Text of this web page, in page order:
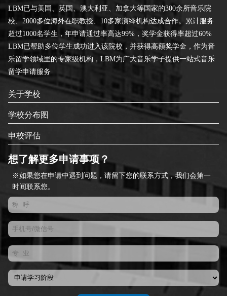
LBM已与美国、英国、澳大利亚、加拿大等国家的300余所音乐院
校、2000多位海外在职教授、10多家演绎机构达成合作。累计服务
超过1000名学生，年申请通过率高达99%，奖学金获得率超过60%
LBM已帮助多位学生成功进入该院校，并获得高额奖学金，作为音
乐留学领域里的专家级机构，LBM为广大音乐学子提供一站式音乐
留学申请服务
关于学校
学校分布图
申校评估
想了解更多申请事项？
※如果您在申请中遇到问题，请留下您的联系方式，我们会第一
时间联系您。